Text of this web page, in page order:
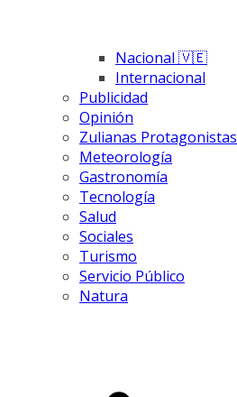
Nacional 🇻🇪
Internacional
Publicidad
Opinión
Zulianas Protagonistas
Meteorología
Gastronomía
Tecnología
Salud
Sociales
Turismo
Servicio Público
Natura